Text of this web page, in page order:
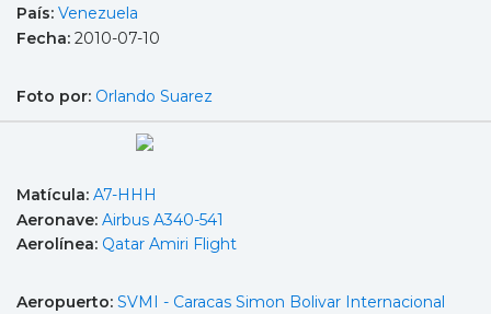
País: Venezuela
Fecha: 2010-07-10
Foto por: Orlando Suarez
Matícula: A7-HHH
Aeronave: Airbus A340-541
Aerolínea: Qatar Amiri Flight
Aeropuerto: SVMI - Caracas Simon Bolivar Internacional